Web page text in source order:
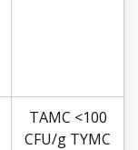
TAMC <100
CFU/g TYMC